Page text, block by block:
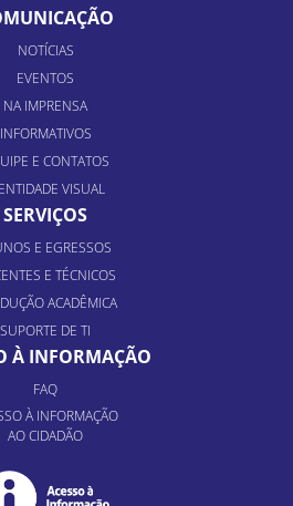
NOTÍCIAS
EVENTOS
NA IMPRENSA
INFORMATIVOS
E CONTATOS
VISUAL
SERVIÇOS
E EGRESSOS
E TÉCNICOS
ACADÊMICA
SUPORTE DE TI
À INFORMAÇÃO
FAQ
À INFORMAÇÃO
AO CIDADÃO